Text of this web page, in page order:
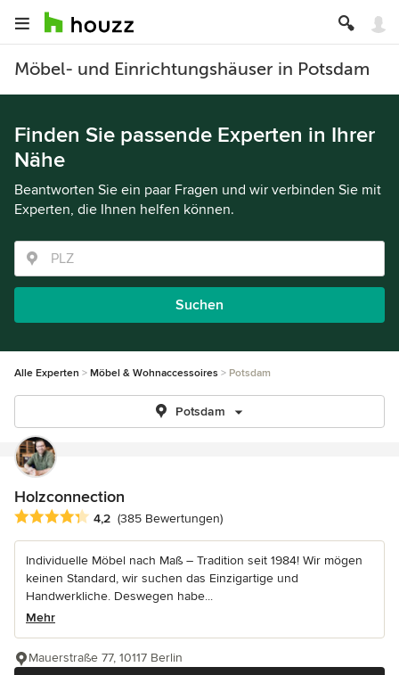
Möbel- und Einrichtungshäuser in Potsdam
Finden Sie passende Experten in Ihrer
Nähe
Beantworten Sie ein paar Fragen und wir verbinden Sie mit
Experten, die Ihnen helfen können.
Suchen
Alle Experten Möbel & Wohnaccessoires Potsdam
Potsdam
Holzconnection
Durchschnittliche Bewertung: 4.2 von 5 Sternen
4,2 (385 Bewertungen)
Individuelle Möbel nach Maß – Tradition seit 1984! Wir mögen
keinen Standard, wir suchen das Einzigartige und
Handwerkliche. Deswegen habe...
Mehr
Mauerstraße 77, 10117 Berlin